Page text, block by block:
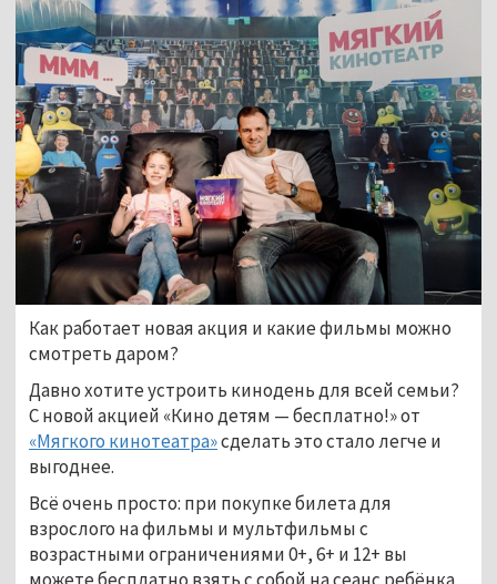
Как работает новая акция и какие фильмы можно
смотреть даром?
Давно хотите устроить кинодень для всей семьи?
С новой акцией «Кино детям — бесплатно!» от
«Мягкого кинотеатра»сделать это стало легче и
выгоднее.
Всё очень просто: при покупке билета для
взрослого на фильмы и мультфильмы с
возрастными ограничениями 0+, 6+ и 12+ вы
можете бесплатно взять с собой на сеанс ребёнка